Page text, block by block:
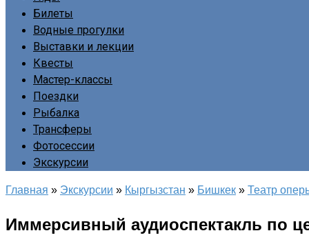
Билеты
Водные прогулки
Выставки и лекции
Квесты
Мастер-классы
Поездки
Рыбалка
Трансферы
Фотосессии
Экскурсии
Главная » Экскурсии » Кыргызстан » Бишкек » Театр
Иммерсивный аудиоспектакль по